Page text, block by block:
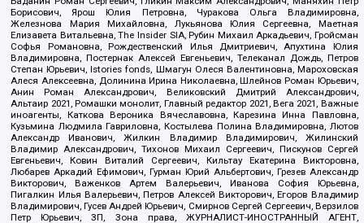
Борисович, Ярош Юлия Петровна, Чуракова Ольга Владимировна,
Железнова Мария Михайловна, Лукьянова Юлия Сергеевна, Маетная
Елизавета Витальевна, The Insider SIA, Рубин Михаил Аркадьевич, Гройсман
Софья Романовна, Рождественский Илья Дмитриевич, Апухтина Юлия
Владимировна, Постернак Алексей Евгеньевич, Телеканал Дождь, Петров
Степан Юрьевич, Istories fonds, Шмагун Олеся Валентиновна, Мароховская
Алеся Алексеевна, Долинина Ирина Николаевна, Шлейнов Роман Юрьевич,
Анин Роман Александрович, Великовский Дмитрий Александрович,
Альтаир 2021, Ромашки монолит, Главный редактор 2021, Вега 2021, Важные
иноагенты, Каткова Вероника Вячеславовна, Карезина Инна Павловна,
Кузьмина Людмила Гавриловна, Костылева Полина Владимировна, Лютов
Александр Иванович, Жилкин Владимир Владимирович, Жилинский
Владимир Александрович, Тихонов Михаил Сергеевич, Пискунов Сергей
Евгеньевич, Ковин Виталий Сергеевич, Кильтау Екатерина Викторовна,
Любарев Аркадий Ефимович, Гурман Юрий Альбертович, Грезев Александр
Викторович, Важенков Артем Валерьевич, Иванова София Юрьевна,
Пигалкин Илья Валерьевич, Петров Алексей Викторович, Егоров Владимир
Владимирович, Гусев Андрей Юрьевич, Смирнов Сергей Сергеевич, Верзилов
Петр Юрьевич, ЗП, Зона права, ЖУРНАЛИСТ-ИНОСТРАННЫЙ АГЕНТ,